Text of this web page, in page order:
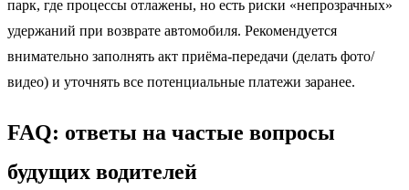
парк, где процессы отлажены, но есть риски «непрозрачных»
удержаний при возврате автомобиля. Рекомендуется
внимательно заполнять акт приёма-передачи (делать фото/
видео) и уточнять все потенциальные платежи заранее.
FAQ: ответы на частые вопросы
будущих водителей